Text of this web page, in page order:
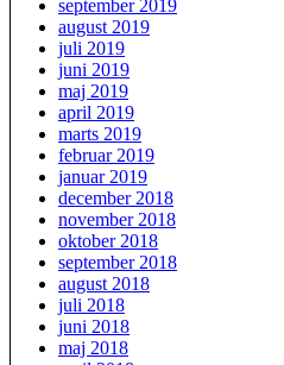
september 2019
august 2019
juli 2019
juni 2019
maj 2019
april 2019
marts 2019
februar 2019
januar 2019
december 2018
november 2018
oktober 2018
september 2018
august 2018
juli 2018
juni 2018
maj 2018